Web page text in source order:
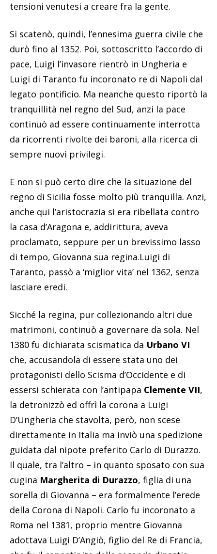
tensioni venutesi a creare fra la gente.
Si scatenò, quindi, l’ennesima guerra civile che
durò fino al 1352. Poi, sottoscritto l’accordo di
pace, Luigi l’invasore rientrò in Ungheria e
Luigi di Taranto fu incoronato re di Napoli dal
legato pontificio. Ma neanche questo riportò la
tranquillità nel regno del Sud, anzi la pace
continuò ad essere continuamente interrotta
da ricorrenti rivolte dei baroni, alla ricerca di
sempre nuovi privilegi.
E non si può certo dire che la situazione del
regno di Sicilia fosse molto più tranquilla. Anzi,
anche qui l’aristocrazia si era ribellata contro
la casa d’Aragona e, addirittura, aveva
proclamato, seppure per un brevissimo lasso
di tempo, Giovanna sua regina.Luigi di
Taranto, passò a ‘miglior vita’ nel 1362, senza
lasciare eredi.
Sicché la regina, pur collezionando altri due
matrimoni, continuò a governare da sola. Nel
1380 fu dichiarata scismatica da Urbano VI
che, accusandola di essere stata uno dei
protagonisti dello Scisma d’Occidente e di
essersi schierata con l’antipapa Clemente VII,
la detronizzò ed offrì la corona a Luigi
D’Ungheria che stavolta, però, non scese
direttamente in Italia ma inviò una spedizione
guidata dal nipote preferito Carlo di Durazzo.
Il quale, tra l’altro – in quanto sposato con sua
cugina Margherita di Durazzo, figlia di una
sorella di Giovanna – era formalmente l’erede
della Corona di Napoli. Carlo fu incoronato a
Roma nel 1381, proprio mentre Giovanna
adottava Luigi D’Angiò, figlio del Re di Francia,